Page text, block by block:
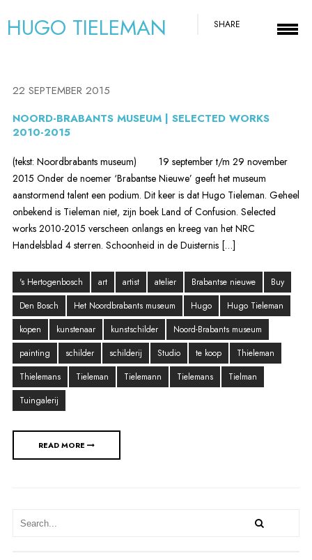
HUGO TIELEMAN SHARE
22 SEPTEMBER 2015
NOORD-BRABANTS MUSEUM | SELECTED WORKS
2010-2015
(tekst: Noordbrabants museum) 19 september t/m 29 november
2015 Onder de noemer ‘Brabantse Nieuwe’ geeft het museum
aanstormend talent een podium. Dit keer is dat Hugo Tieleman. Geheel
onbekend is Tieleman niet, zijn boek Land of Confusion. Selected
works 2010-2015 verscheen onlangs en kreeg van het NRC
Handelsblad 4 sterren. Schoonheid in de Duisternis […]
's Hertogenbosch art artist atelier Brabantse nieuwe
Buy
Den Bosch
Het Noordbrabants museum Hugo
Hugo Tieleman
kopen
kunstenaar kunstschilder
Noord-Brabants museum
painting
schilder schilderij Studio te koop
Thieleman
Thielemans
Tieleman Tielemann Tielemans
Tielman
Tuingalerij
READ MORE